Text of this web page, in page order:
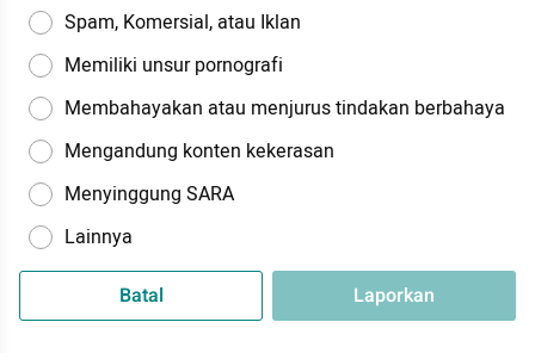
Spam, Komersial, atau Iklan
Memiliki unsur pornografi
Membahayakan atau menjurus tindakan berbahaya
Mengandung konten kekerasan
Menyinggung SARA
Lainnya
Batal Laporkan